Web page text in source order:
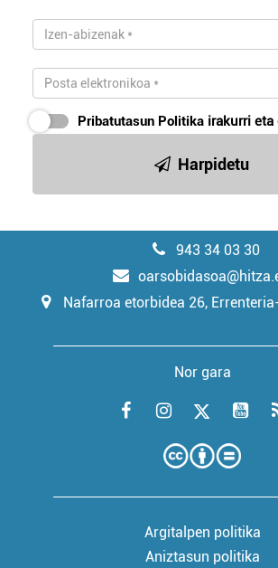
Pribatutasun Politika irakurri
Harpidetu
943 34 03 30
Nafarroa etorbidea 26,
Nor gara
Argitalpen politika
Aniztasun politika